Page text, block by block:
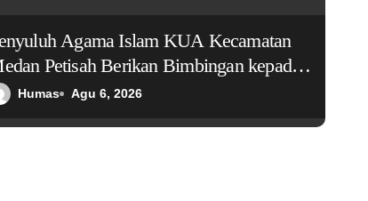
Agama Islam KUA Kecamatan
Petisah Berikan Bimbingan kepada
LRPPN tentang Visi dan Misi dalam
Humas Agu 6, 2026